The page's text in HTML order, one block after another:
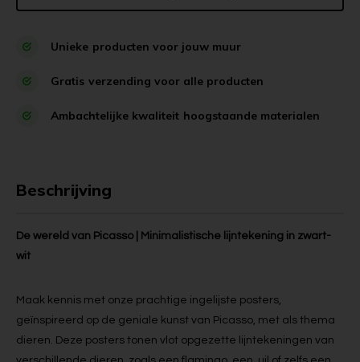
Unieke producten voor jouw muur
Gratis verzending voor alle producten
Ambachtelijke kwaliteit hoogstaande materialen
Beschrijving
De wereld van Picasso | Minimalistische lijntekening in zwart-
wit
Maak kennis met onze prachtige ingelijste posters,
geïnspireerd op de geniale kunst van Picasso, met als thema
dieren. Deze posters tonen vlot opgezette lijntekeningen van